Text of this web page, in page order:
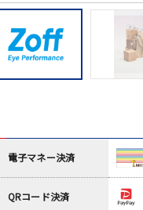
電子マネー決済
QRコード決済